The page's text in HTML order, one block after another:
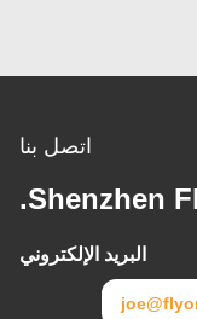
اتصل بنا
Shenzhen
البريد الإلكتروني